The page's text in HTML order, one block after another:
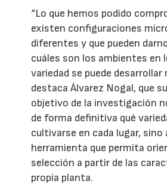
“Lo que hemos podido
existen configuraciones
diferentes y que pueden
cuáles son los ambientes en
variedad se puede desarrollar
destaca Álvarez Nogal, que
objetivo de la investigación
de forma definitiva qué
cultivarse en cada lugar, sino
herramienta que permita
selección a partir de las
propia planta.